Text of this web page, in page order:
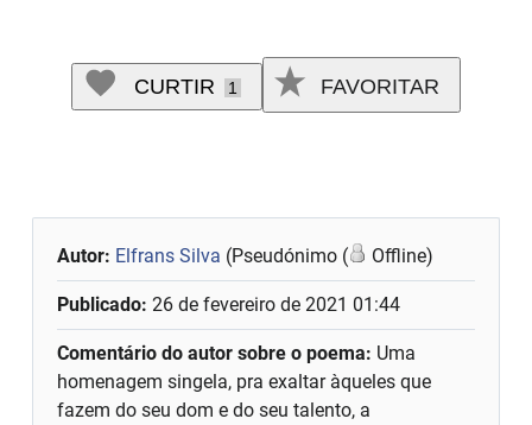
CURTIR 1 FAVORITAR
Autor: Elfrans Silva (Pseudónimo ( Offline)
Publicado:26 de fevereiro de 2021 01:44
Comentário do autor sobre o poema: Uma
homenagem singela, pra exaltar àqueles que
fazem do seu dom e do seu talento, a